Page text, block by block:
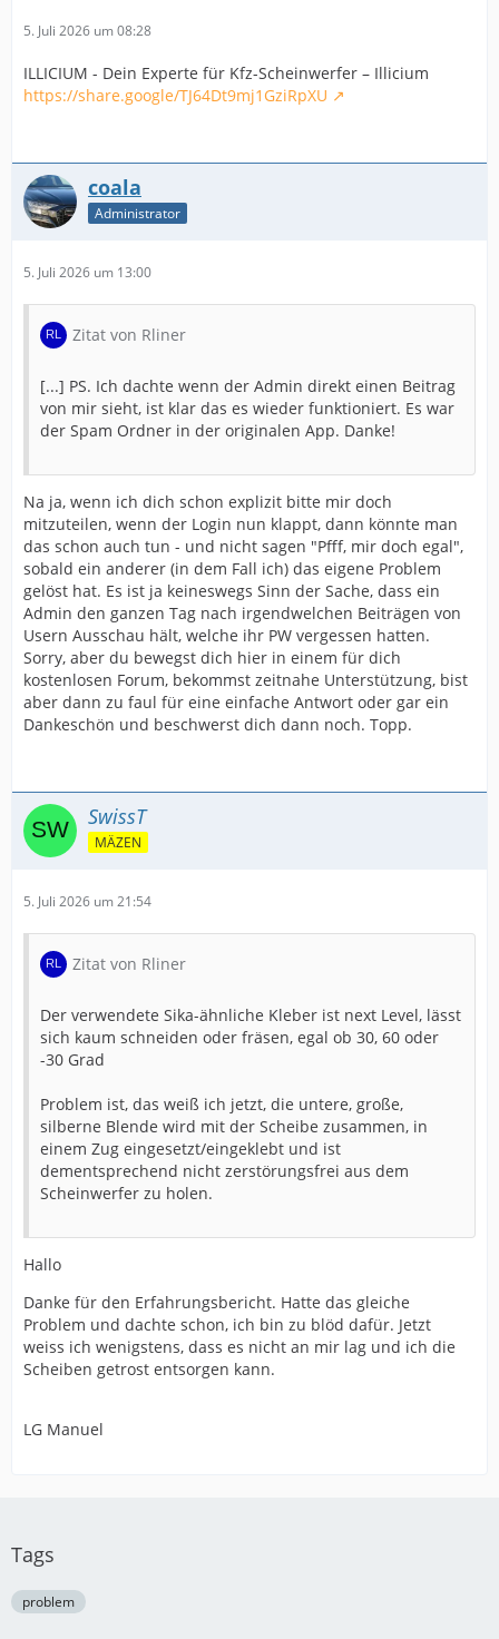
5. Juli 2026 um 08:28
ILLICIUM - Dein Experte für Kfz-Scheinwerfer – Illicium
https://share.google/TJ64Dt9mj1GziRpXU
coala
Administrator
5. Juli 2026 um 13:00
Zitat von Rliner
[...] PS. Ich dachte wenn der Admin direkt einen Beitrag
von mir sieht, ist klar das es wieder funktioniert. Es war
der Spam Ordner in der originalen App. Danke!
Na ja, wenn ich dich schon explizit bitte mir doch
mitzuteilen, wenn der Login nun klappt, dann könnte man
das schon auch tun - und nicht sagen "Pfff, mir doch egal",
sobald ein anderer (in dem Fall ich) das eigene Problem
gelöst hat. Es ist ja keineswegs Sinn der Sache, dass ein
Admin den ganzen Tag nach irgendwelchen Beiträgen von
Usern Ausschau hält, welche ihr PW vergessen hatten.
Sorry, aber du bewegst dich hier in einem für dich
kostenlosen Forum, bekommst zeitnahe Unterstützung, bist
aber dann zu faul für eine einfache Antwort oder gar ein
Dankeschön und beschwerst dich dann noch. Topp.
SwissT
MÄZEN
5. Juli 2026 um 21:54
Zitat von Rliner
Der verwendete Sika-ähnliche Kleber ist next Level, lässt
sich kaum schneiden oder fräsen, egal ob 30, 60 oder
-30 Grad
Problem ist, das weiß ich jetzt, die untere, große,
silberne Blende wird mit der Scheibe zusammen, in
einem Zug eingesetzt/eingeklebt und ist
dementsprechend nicht zerstörungsfrei aus dem
Scheinwerfer zu holen.
Hallo
Danke für den Erfahrungsbericht. Hatte das gleiche
Problem und dachte schon, ich bin zu blöd dafür. Jetzt
weiss ich wenigstens, dass es nicht an mir lag und ich die
Scheiben getrost entsorgen kann.
LG Manuel
Tags
problem